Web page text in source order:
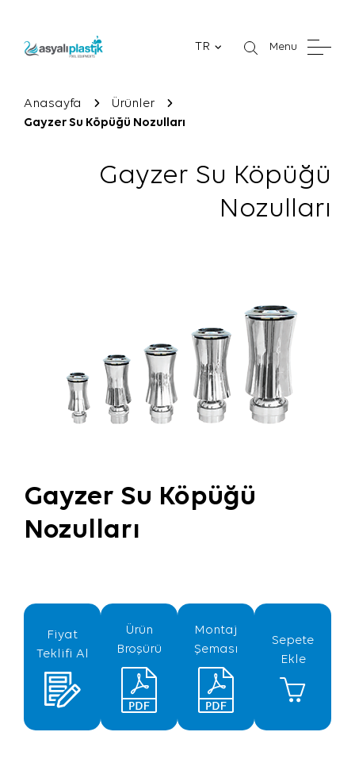
TR Menu
Anasayfa
Ürünler
Gayzer Su Köpüğü Nozulları
Gayzer Su Köpüğü
Nozulları
Gayzer Su Köpüğü
Nozulları
Fiyat
Teklifi Al
Ürün
Broşürü
Montaj
Şeması
Sepete
Ekle